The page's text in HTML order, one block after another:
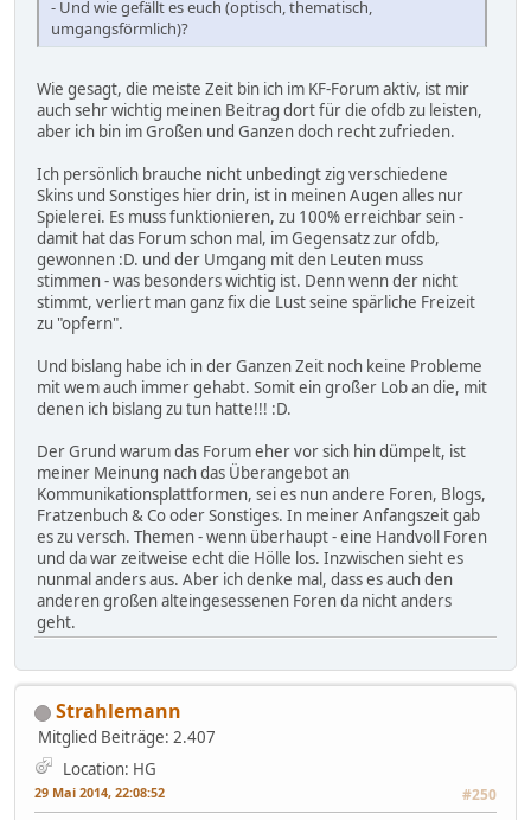
- Und wie gefällt es euch (optisch, thematisch,
umgangsförmlich)?
Wie gesagt, die meiste Zeit bin ich im KF-Forum aktiv, ist mir
auch sehr wichtig meinen Beitrag dort für die ofdb zu leisten,
aber ich bin im Großen und Ganzen doch recht zufrieden.
Ich persönlich brauche nicht unbedingt zig verschiedene
Skins und Sonstiges hier drin, ist in meinen Augen alles nur
Spielerei. Es muss funktionieren, zu 100% erreichbar sein -
damit hat das Forum schon mal, im Gegensatz zur ofdb,
gewonnen :D. und der Umgang mit den Leuten muss
stimmen - was besonders wichtig ist. Denn wenn der nicht
stimmt, verliert man ganz fix die Lust seine spärliche Freizeit
zu "opfern".
Und bislang habe ich in der Ganzen Zeit noch keine Probleme
mit wem auch immer gehabt. Somit ein großer Lob an die, mit
denen ich bislang zu tun hatte!!! :D.
Der Grund warum das Forum eher vor sich hin dümpelt, ist
meiner Meinung nach das Überangebot an
Kommunikationsplattformen, sei es nun andere Foren, Blogs,
Fratzenbuch & Co oder Sonstiges. In meiner Anfangszeit gab
es zu versch. Themen - wenn überhaupt - eine Handvoll Foren
und da war zeitweise echt die Hölle los. Inzwischen sieht es
nunmal anders aus. Aber ich denke mal, dass es auch den
anderen großen alteingesessenen Foren da nicht anders
geht.
Strahlemann
Mitglied Beiträge: 2.407
Location: HG
29 Mai 2014, 22:08:52 #250